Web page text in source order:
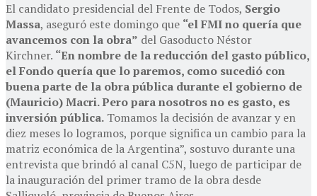
El candidato presidencial del Frente de Todos, Sergio
Massa, aseguró este domingo que “el FMI no quería que
avancemos con la obra” del Gasoducto Néstor
Kirchner. “En nombre de la reducción del gasto público,
el Fondo quería que lo paremos, como sucedió con
buena parte de la obra pública durante el gobierno de
(Mauricio) Macri. Pero para nosotros no es gasto, es
inversión pública. Tomamos la decisión de avanzar y en
diez meses lo logramos, porque significa un cambio para la
matriz económica de la Argentina”, sostuvo durante una
entrevista que brindó al canal C5N, luego de participar de
la inauguración del primer tramo de la obra desde